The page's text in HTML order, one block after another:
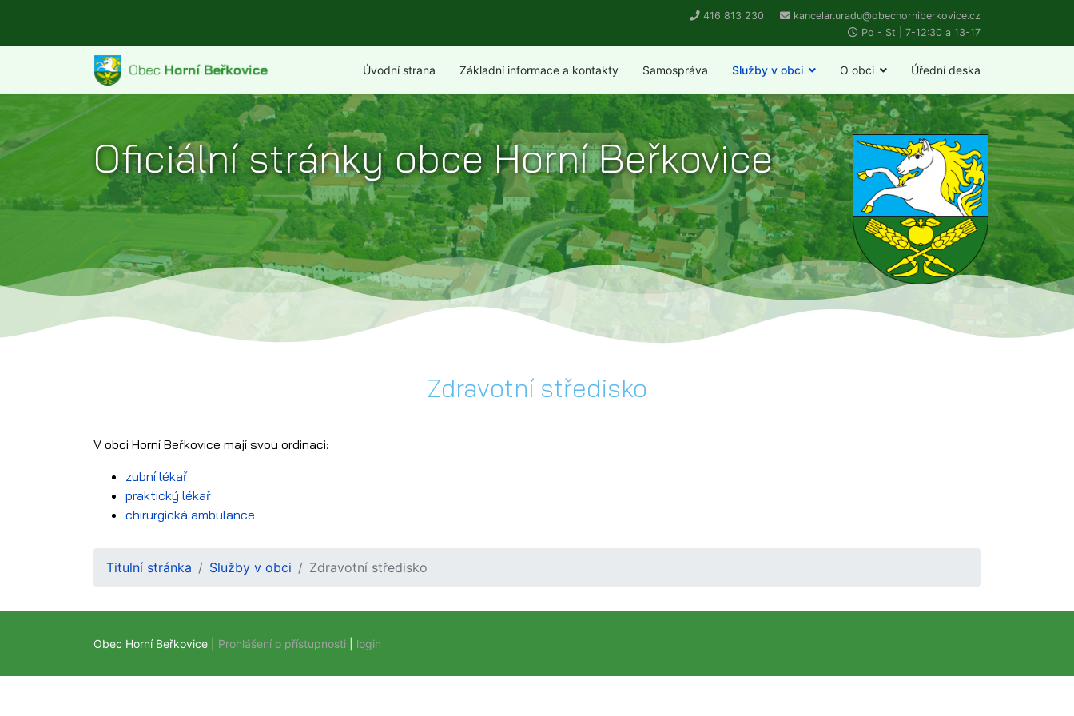
416 813 230
kancelar.uradu@obechorniberkovice.cz
Po - St | 7-12:30 a 13-17
Úvodní strana Základní informace a kontakty Samospráva Služby v obci O obci Úřední deska
Oficiální stránky obce Horní Beřkovice
Zdravotní středisko
V obci Horní Beřkovice mají svou ordinaci:
zubní lékař
praktický lékař
chirurgická ambulance
Titulní stránka Služby v obci Zdravotní středisko
Obec Horní Beřkovice | Prohlášení o přístupnosti login